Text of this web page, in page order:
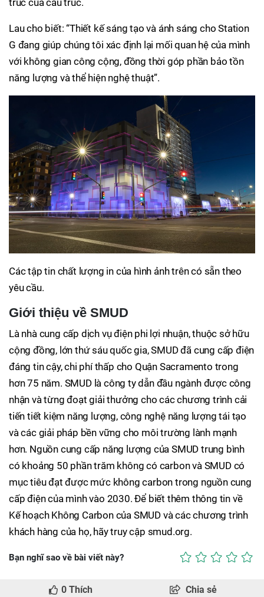
Lau cho biết: “Thiết kế sáng tạo và ánh sáng cho Station
G đang giúp chúng tôi xác định lại mối quan hệ của mình
với không gian công cộng, đồng thời góp phần bảo tồn
năng lượng và thể hiện nghệ thuật”.
Các tập tin chất lượng in của hình ảnh trên có sẵn theo
yêu cầu.
Giới thiệu về SMUD
Là nhà cung cấp dịch vụ điện phi lợi nhuận, thuộc sở hữu
cộng đồng, lớn thứ sáu quốc gia, SMUD đã cung cấp điện
đáng tin cậy, chi phí thấp cho Quận Sacramento trong
hơn 75 năm. SMUD là công ty dẫn đầu ngành được công
nhận và từng đoạt giải thưởng cho các chương trình cải
tiến tiết kiệm năng lượng, công nghệ năng lượng tái tạo
và các giải pháp bền vững cho môi trường lành mạnh
hơn. Nguồn cung cấp năng lượng của SMUD trung bình
có khoảng 50 phần trăm không có carbon và SMUD có
mục tiêu đạt được mức không carbon trong nguồn cung
cấp điện của mình vào 2030. Để biết thêm thông tin về
Kế hoạch Không Carbon của SMUD và các chương trình
khách hàng của họ, hãy truy cập smud.org.
Bạn nghĩ sao về bài viết này?
0 Thích Chia sẻ